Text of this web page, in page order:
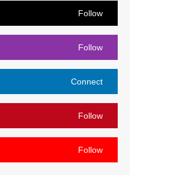
Follow
Follow
Connect
Follow
Follow